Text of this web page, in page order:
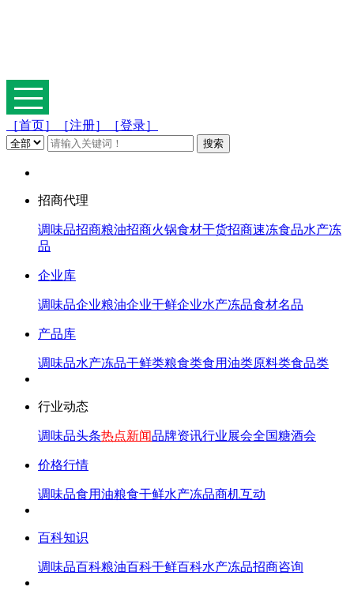
［首页］ ［注册］ ［登录］
招商代理
调味品招商粮油招商火锅食材干货招商速冻食品水产冻
品
企业库
调味品企业粮油企业干鲜企业水产冻品食材名品
产品库
调味品水产冻品干鲜类粮食类食用油类原料类食品类
行业动态
调味品头条热点新闻品牌资讯行业展会全国糖酒会
价格行情
调味品食用油粮食干鲜水产冻品商机互动
百科知识
调味品百科粮油百科干鲜百科水产冻品招商咨询